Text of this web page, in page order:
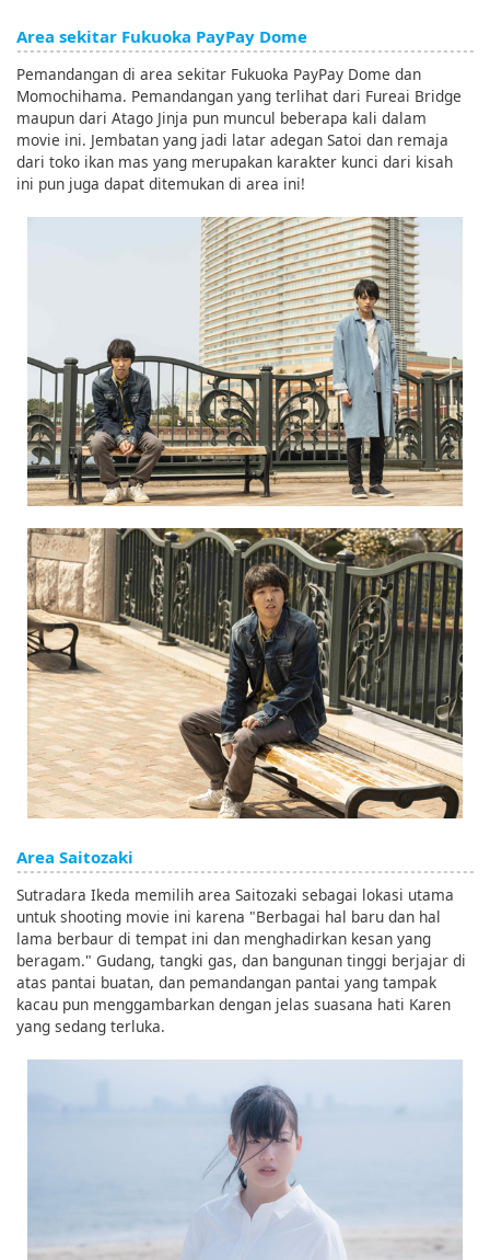
Area sekitar Fukuoka PayPay Dome
Pemandangan di area sekitar Fukuoka PayPay Dome dan
Momochihama. Pemandangan yang terlihat dari Fureai Bridge
maupun dari Atago Jinja pun muncul beberapa kali dalam
movie ini. Jembatan yang jadi latar adegan Satoi dan remaja
dari toko ikan mas yang merupakan karakter kunci dari kisah
ini pun juga dapat ditemukan di area ini!
Area Saitozaki
Sutradara Ikeda memilih area Saitozaki sebagai lokasi utama
untuk shooting movie ini karena "Berbagai hal baru dan hal
lama berbaur di tempat ini dan menghadirkan kesan yang
beragam." Gudang, tangki gas, dan bangunan tinggi berjajar di
atas pantai buatan, dan pemandangan pantai yang tampak
kacau pun menggambarkan dengan jelas suasana hati Karen
yang sedang terluka.